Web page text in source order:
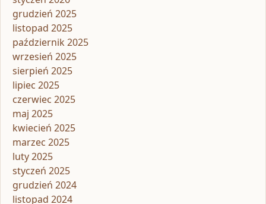
grudzień 2025
listopad 2025
październik 2025
wrzesień 2025
sierpień 2025
lipiec 2025
czerwiec 2025
maj 2025
kwiecień 2025
marzec 2025
luty 2025
styczeń 2025
grudzień 2024
listopad 2024